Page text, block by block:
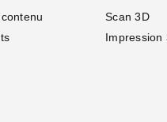
Scan 3D
Impression